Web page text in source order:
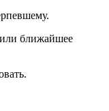
или ближайшее